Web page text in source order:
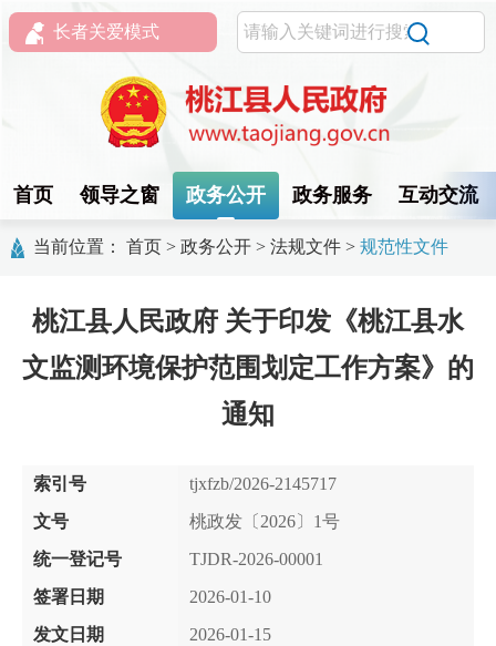
长者关爱模式
首页 领导之窗 政务公开 政务服务 互动交流
当前位置： 首页 > 政务公开 > 法规文件 > 规范性文件
桃江县人民政府 关于印发《桃江县水
文监测环境保护范围划定工作方案》的
通知
索引号
tjxfzb/2026-2145717
文号
桃政发〔2026〕1号
统一登记号
TJDR-2026-00001
签署日期
2026-01-10
发文日期
2026-01-15